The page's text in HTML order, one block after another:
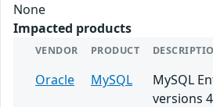
None
Impacted products
VENDOR PRODUCT
Oracle MySQL
MySQL
versions